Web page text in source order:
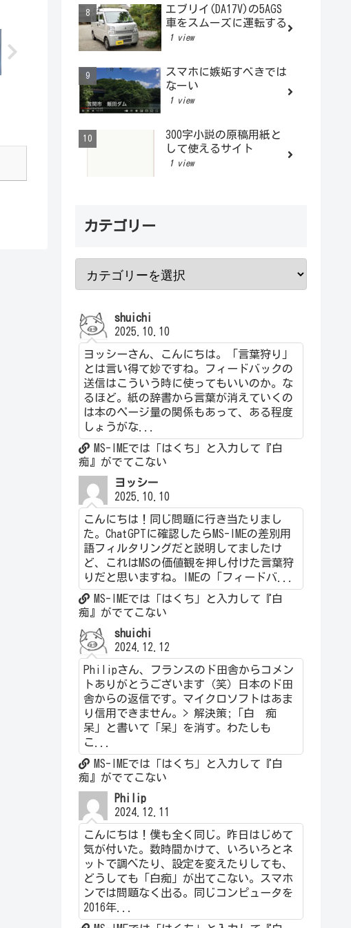
エブリイ(DA17V)の5AGS
車をスムーズに運転する
1 view
スマホに嫉妬すべきでは
なーい
1 view
300字小説の原稿用紙と
して使えるサイト
1 view
カテゴリー
shuichi
2025.10.10
ヨッシーさん、こんにちは。「言葉狩り」
とは言い得て妙ですね。フィードバックの
送信はこういう時に使ってもいいのか。な
るほど。紙の辞書から言葉が消えていくの
は本のページ量の関係もあって、ある程度
しょうがな...
MS-IMEでは「はくち」と入力して『白
痴』がでてこない
ヨッシー
2025.10.10
こんにちは！同じ問題に行き当たりまし
た。ChatGPTに確認したらMS-IMEの差別用
語フィルタリングだと説明してましたけ
ど、これはMSの価値観を押し付けた言葉狩
りだと思いますね。IMEの「フィードバ...
MS-IMEでは「はくち」と入力して『白
痴』がでてこない
shuichi
2024.12.12
Philipさん、フランスのド田舎からコメン
トありがとうございます（笑）日本のド田
舎からの返信です。マイクロソフトはあま
り信用できません。> 解決策;「白 痴
呆」と書いて「呆」を消す。わたしも
こ...
MS-IMEでは「はくち」と入力して『白
痴』がでてこない
Philip
2024.12.11
こんにちは！僕も全く同じ。昨日はじめて
気が付いた。数時間かけて、いろいろとネ
ットで調べたり、設定を変えたりしても、
どうしても「白痴」が出てこない。スマホ
ンでは問題なく出る。同じコンピュータを
2016年...